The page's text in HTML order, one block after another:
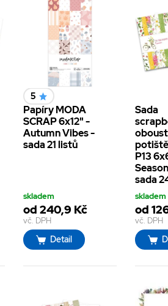
5
Papíry MODA
SCRAP 6x12" -
Autumn Vibes -
sada 21 listů
skladem
od 240,9 Kč
vč. DPH
Detail
Sada
P13
sada
skladem
od
vč. DPH